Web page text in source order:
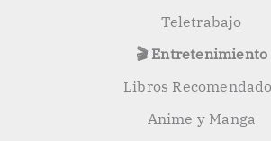
Teletrabajo
🎬 Entretenimiento
Libros
Anime y Manga